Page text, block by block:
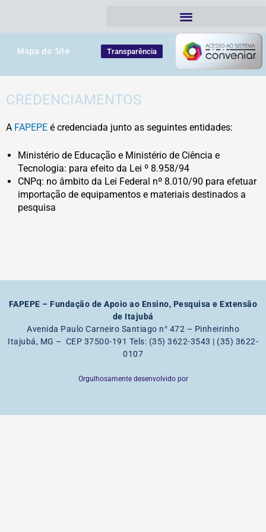
o
Mapa do Site Transparência
CREDENCIAMENTOS
A FAPEPE é credenciada junto as seguintes entidades:
Ministério de Educação e Ministério de Ciência e
Tecnologia: para efeito da Lei º 8.958/94
CNPq: no âmbito da Lei Federal nº 8.010/90 para efetuar
importação de equipamentos e materiais destinados a
pesquisa
FAPEPE – Fundação de Apoio ao Ensino, Pesquisa e Extensão
de Itajubá
Avenida Paulo Carneiro Santiago n° 472 – Pinheirinho
Itajubá, MG – CEP 37500-191 Tels: (35) 3622-3543 | (35) 3622-
0107
Orgulhosamente desenvolvido por